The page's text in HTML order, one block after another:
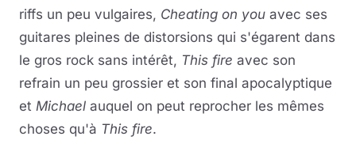
riffs un peu vulgaires, Cheating on you avec ses
guitares pleines de distorsions qui s'égarent dans
le gros rock sans intérêt, This fire avec son
refrain un peu grossier et son final apocalyptique
et Michael auquel on peut reprocher les mêmes
choses qu'à This fire.